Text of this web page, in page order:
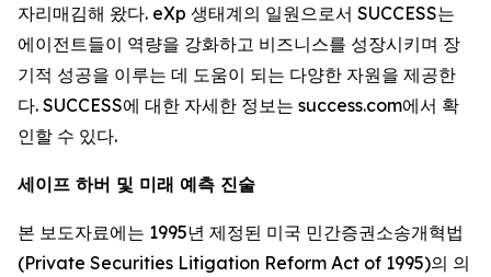
자리매김해 왔다. eXp 생태계의 일원으로서 SUCCESS는
에이전트들이 역량을 강화하고 비즈니스를 성장시키며 장
기적 성공을 이루는 데 도움이 되는 다양한 자원을 제공한
다. SUCCESS에 대한 자세한 정보는 success.com에서 확
인할 수 있다.
세이프 하버 및 미래 예측 진술
본 보도자료에는 1995년 제정된 미국 민간증권소송개혁법
(Private Securities Litigation Reform Act of 1995)의 의